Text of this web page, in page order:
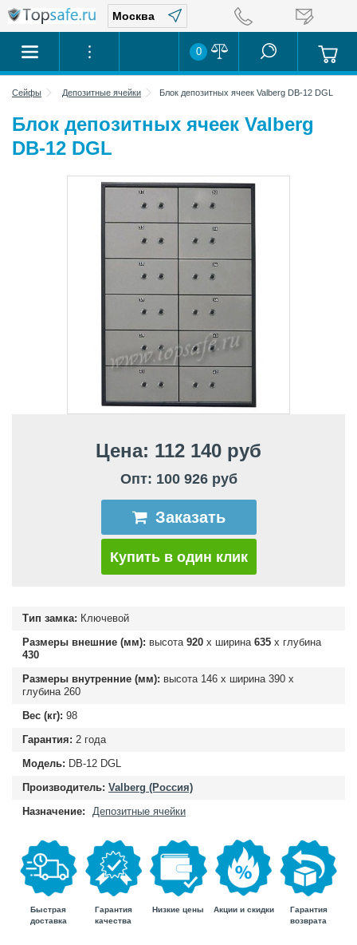
0
Сейфы Депозитные ячейки Блок депозитных ячеек Valberg DB-12 DGL
Блок депозитных ячеек Valberg
DB-12 DGL
Цена: 112 140 руб
Опт: 100 926 руб
Заказать
Купить в один клик
Тип замка: Ключевой
Размеры внешние (мм): высота 920 х ширина 635 х глубина
430
Размеры внутренние (мм): высота 146 х ширина 390 х
глубина 260
Вес (кг): 98
Гарантия: 2 года
Модель: DB-12 DGL
Производитель: Valberg (Россия)
Назначение:
Депозитные ячейки
Быстрая
доставка
Гарантия
качества
Низкие цены Акции и скидки
Гарантия
возврата